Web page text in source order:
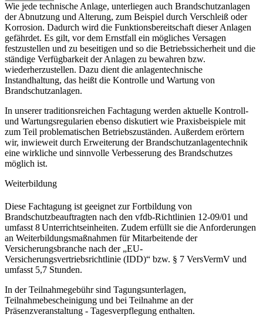
Wie jede technische Anlage, unterliegen auch Brandschutzanlagen
der Abnutzung und Alterung, zum Beispiel durch Verschleiß oder
Korrosion. Dadurch wird die Funktionsbereitschaft dieser Anlagen
gefährdet. Es gilt, vor dem Ernstfall ein mögliches Versagen
festzustellen und zu beseitigen und so die Betriebssicherheit und die
ständige Verfügbarkeit der Anlagen zu bewahren bzw.
wiederherzustellen. Dazu dient die anlagentechnische
Instandhaltung, das heißt die Kontrolle und Wartung von
Brandschutzanlagen.
In unserer traditionsreichen Fachtagung werden aktuelle Kontroll-
und Wartungsregularien ebenso diskutiert wie Praxisbeispiele mit
zum Teil problematischen Betriebszuständen. Außerdem erörtern
wir, inwieweit durch Erweiterung der Brandschutzanlagentechnik
eine wirkliche und sinnvolle Verbesserung des Brandschutzes
möglich ist.
Weiterbildung
Diese Fachtagung ist geeignet zur Fortbildung von
Brandschutzbeauftragten nach den vfdb-Richtlinien 12-09/01 und
umfasst 8 Unterrichtseinheiten. Zudem erfüllt sie die Anforderungen
an Weiterbildungsmaßnahmen für Mitarbeitende der
Versicherungsbranche nach der „EU-
Versicherungsvertriebsrichtlinie (IDD)“ bzw. § 7 VersVermV und
umfasst 5,7 Stunden.
In der Teilnahmegebühr sind Tagungsunterlagen,
Teilnahmebescheinigung und bei Teilnahme an der
Präsenzveranstaltung - Tagesverpflegung enthalten.